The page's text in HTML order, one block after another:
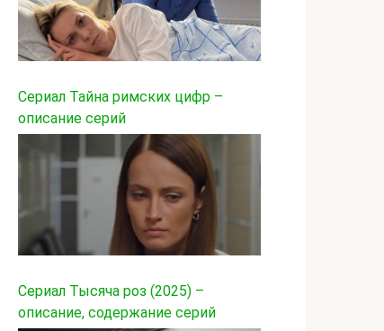
Сериал Тайна римских цифр –
описание серий
Сериал Тысяча роз (2025) –
описание, содержание серий